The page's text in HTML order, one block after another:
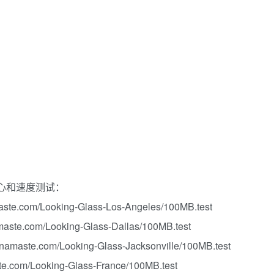
速度测试：
Looking-Glass-Los-Angeles/100MB.test
Looking-Glass-Dallas/100MB.test
Looking-Glass-Jacksonville/100MB.test
Looking-Glass-France/100MB.test